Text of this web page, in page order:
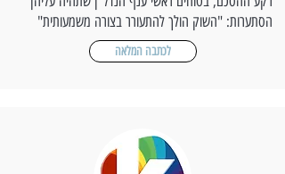
הסתערות: "השוק הולך להתעורר בצורה משמעותית"
לכתבה המלאה